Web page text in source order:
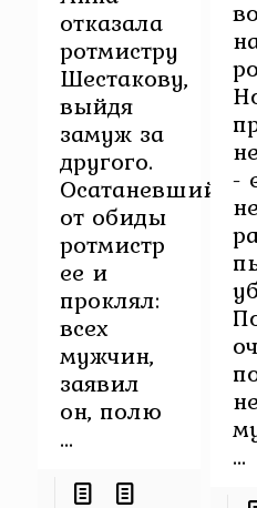
отказала
ротмистру
Шестакову,
выйдя
замуж за
другого.
Осатаневший
от обиды
ротмистр
ее и
проклял:
всех
мужчин,
заявил
он, полю
...
-
...